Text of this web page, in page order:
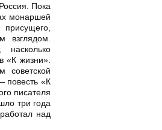
Пока
монаршей
взглядом.
«К жизни».
советской
повесть «К
писателя
три года
над